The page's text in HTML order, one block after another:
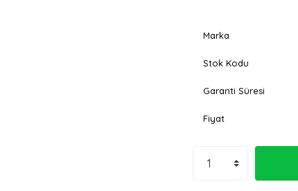
Marka
Stok Kodu
Garanti Süresi
Fiyat